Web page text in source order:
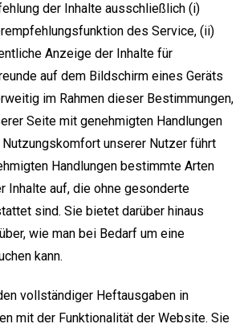
der Inhalte ausschließlich (i)
des Service, (ii)
Anzeige der Inhalte für
auf dem Bildschirm eines Geräts
im Rahmen dieser Bestimmungen,
Seite mit genehmigten Handlungen
unserer Nutzer führt
Handlungen bestimmte Arten
Inhalte auf, die ohne gesonderte
sind. Sie bietet darüber hinaus
wie man bei Bedarf um eine
kann.
vollständiger Heftausgaben in
mit der Funktionalität der Website. Sie